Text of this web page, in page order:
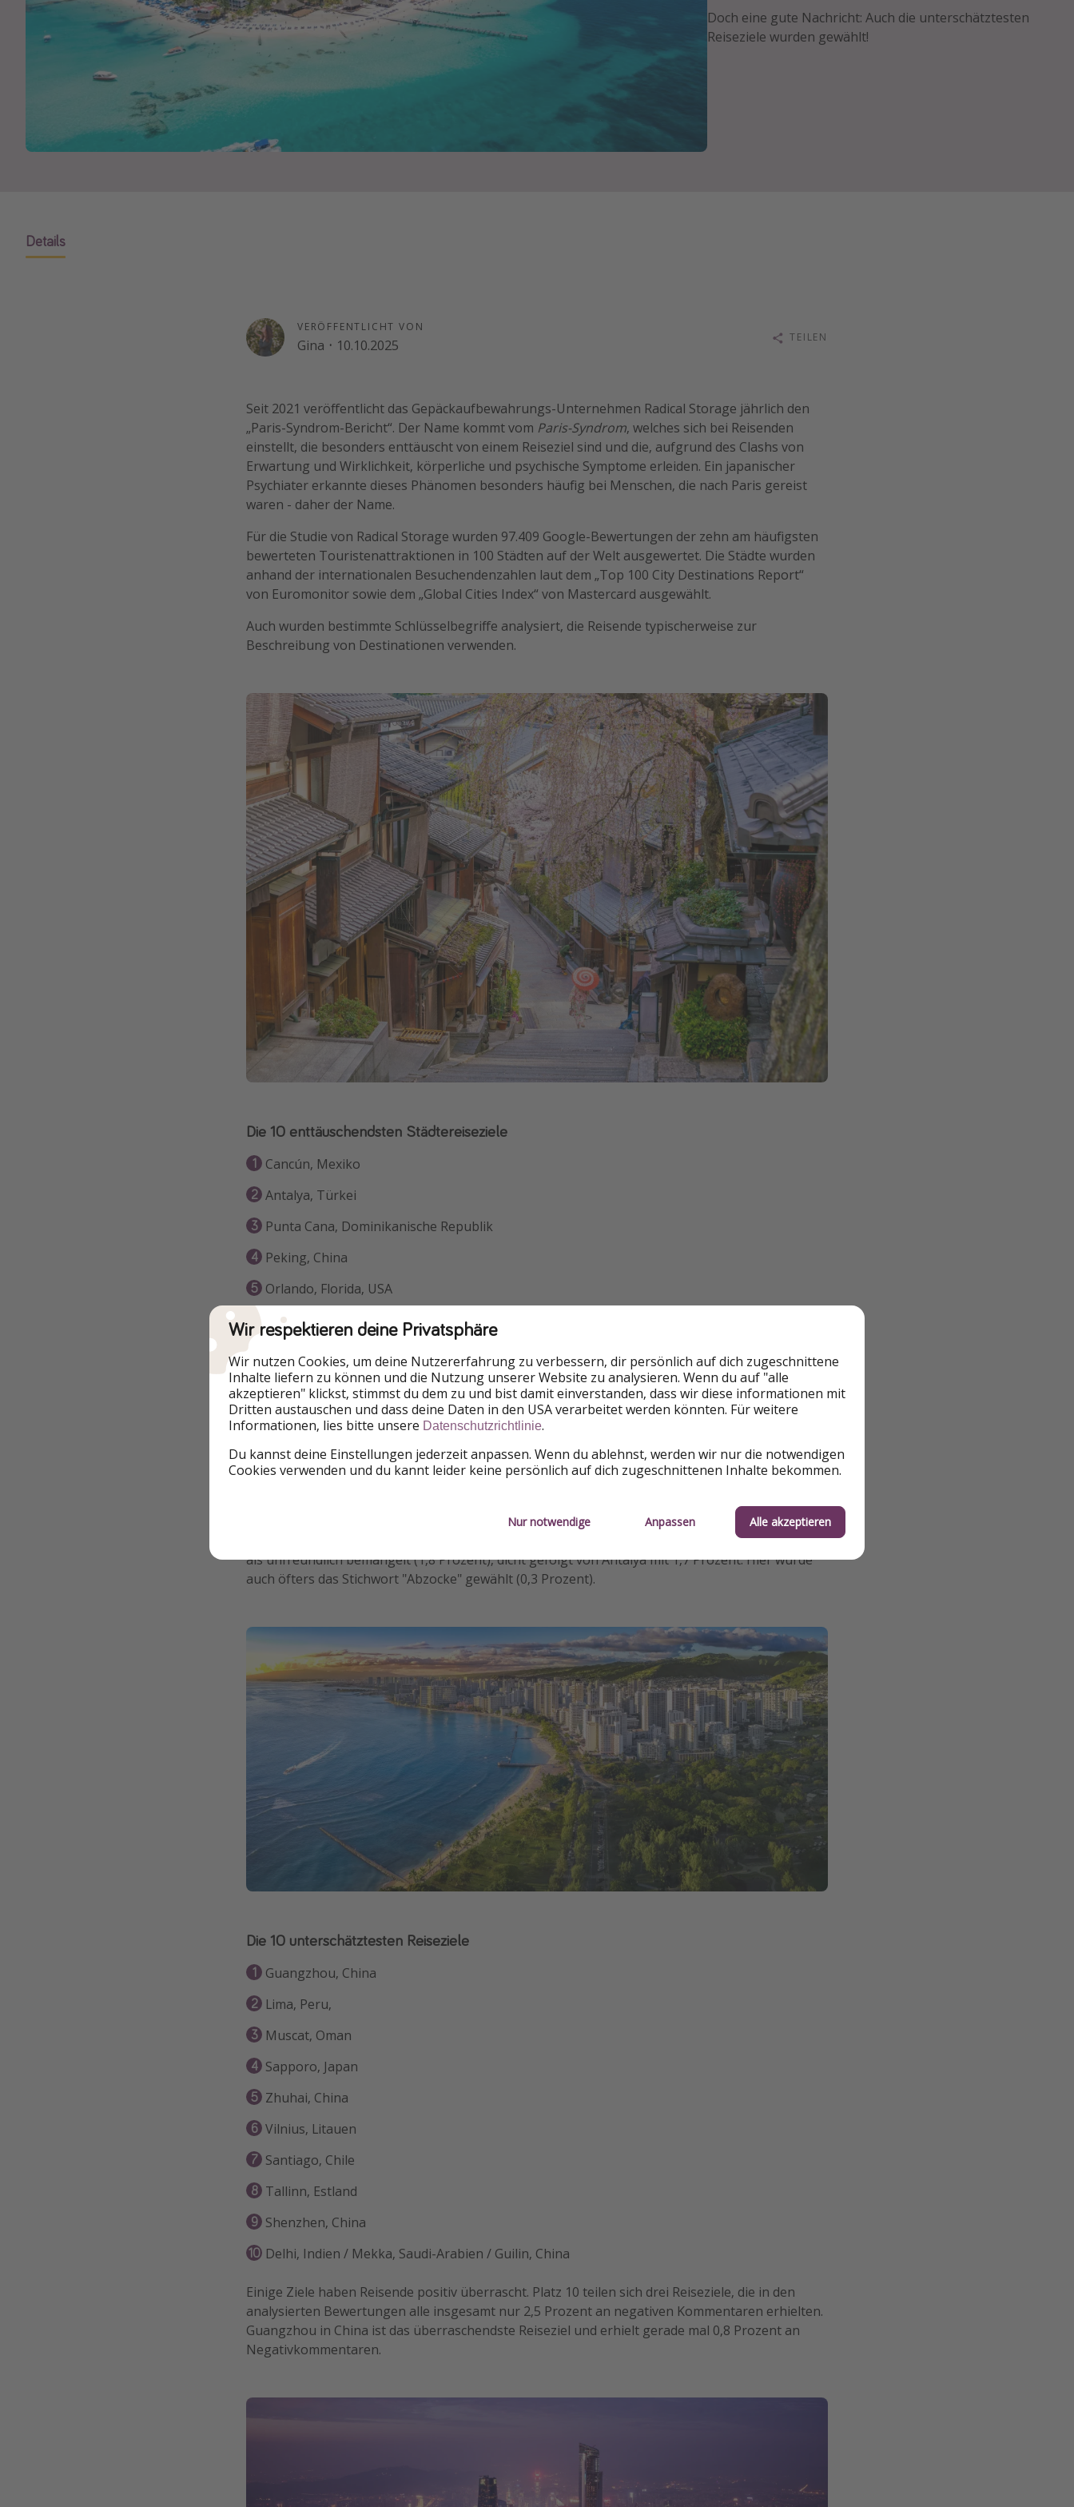
Doch eine gute Nachricht: Auch die unterschätztesten
Reiseziele wurden gewählt!
Details
VERÖFFENTLICHT VON
Gina · 10.10.2025 TEILEN
Seit 2021 veröffentlicht das Gepäckaufbewahrungs-Unternehmen Radical Storage jährlich den
„Paris-Syndrom-Bericht“. Der Name kommt vom Paris-Syndrom, welches sich bei Reisenden
einstellt, die besonders enttäuscht von einem Reiseziel sind und die, aufgrund des Clashs von
Erwartung und Wirklichkeit, körperliche und psychische Symptome erleiden. Ein japanischer
Psychiater erkannte dieses Phänomen besonders häufig bei Menschen, die nach Paris gereist
waren - daher der Name.
Für die Studie von Radical Storage wurden 97.409 Google-Bewertungen der zehn am häufigsten
bewerteten Touristenattraktionen in 100 Städten auf der Welt ausgewertet. Die Städte wurden
anhand der internationalen Besuchendenzahlen laut dem „Top 100 City Destinations Report“
von Euromonitor sowie dem „Global Cities Index“ von Mastercard ausgewählt.
Auch wurden bestimmte Schlüsselbegriffe analysiert, die Reisende typischerweise zur
Beschreibung von Destinationen verwenden.
Die 10 enttäuschendsten Städtereiseziele
Cancún, Mexiko
Antalya, Türkei
Punta Cana, Dominikanische Republik
Peking, China
Orlando, Florida, USA
Mumbai, Indien
Johor Bahru, Malaysia
Kyoto, Japan
Cancún ist das enttäuschendste Städtereiseziel der Welt! Das Reiseziel wurde speziell für den
Tourismus geplant, doch viele Besuchende sprechen von "Abzocke". Peking in China erhielt den
höchsten Anteil an Bewertungen, in denen das Erlebnis als „schlecht“ bezeichnet wurde, nämlich
4,4 Prozent. In Punta Cana in der Dominikanischen Republik wurde besonders häufig der Service
als unfreundlich bemängelt (1,8 Prozent), dicht gefolgt von Antalya mit 1,7 Prozent. Hier wurde
auch öfters das Stichwort "Abzocke" gewählt (0,3 Prozent).
Die 10 unterschätztesten Reiseziele
Guangzhou, China
Lima, Peru,
Muscat, Oman
Sapporo, Japan
Zhuhai, China
Vilnius, Litauen
Santiago, Chile
Tallinn, Estland
Shenzhen, China
Delhi, Indien / Mekka, Saudi-Arabien / Guilin, China
Einige Ziele haben Reisende positiv überrascht. Platz 10 teilen sich drei Reiseziele, die in den
analysierten Bewertungen alle insgesamt nur 2,5 Prozent an negativen Kommentaren erhielten.
Guangzhou in China ist das überraschendste Reiseziel und erhielt gerade mal 0,8 Prozent an
Negativkommentaren.
Wir respektieren deine Privatsphäre
Wir nutzen Cookies, um deine Nutzererfahrung zu verbessern, dir persönlich auf dich zugeschnittene
Inhalte liefern zu können und die Nutzung unserer Website zu analysieren. Wenn du auf "alle
akzeptieren" klickst, stimmst du dem zu und bist damit einverstanden, dass wir diese informationen mit
Dritten austauschen und dass deine Daten in den USA verarbeitet werden könnten. Für weitere
Informationen, lies bitte unsere Datenschutzrichtlinie.
Du kannst deine Einstellungen jederzeit anpassen. Wenn du ablehnst, werden wir nur die notwendigen
Cookies verwenden und du kannt leider keine persönlich auf dich zugeschnittenen Inhalte bekommen.
Nur notwendige Anpassen Alle akzeptieren